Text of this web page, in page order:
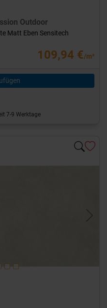
Outdoor
Matt Eben Sensitech
109,94 €/m²
7-9 Werktage